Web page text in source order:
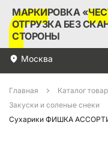
МАРКИРОВКА
ОТГРУЗКА БЕЗ
СТОРОНЫ
Москва
Главная Каталог
Закуски и соленые снеки
Сухарики ФИШКА